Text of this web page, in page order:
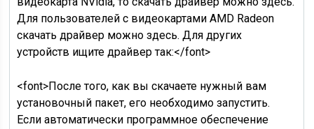
Для пользователей с видеокартами AMD Radeon
скачать драйвер можно здесь. Для других
устройств ищите драйвер так:</font>
<font>После того, как вы скачаете нужный вам
установочный пакет, его необходимо запустить.
Если автоматически программное обеспечение